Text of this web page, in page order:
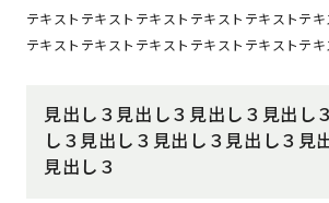
テキストテキストテキストテキストテキストテ
テキストテキストテキストテキストテキストテキ
見出し３見出し３見出し３見出し
し３見出し３見出し３見出し３見
見出し３